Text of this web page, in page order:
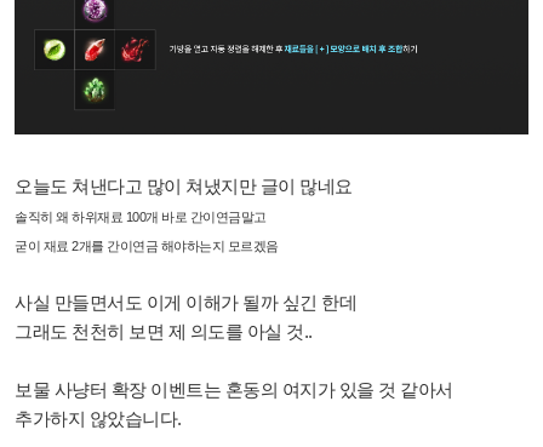
오늘도 쳐낸다고 많이 쳐냈지만 글이 많네요
솔직히 왜 하위재료 100개 바로 간이연금말고
굳이 재료 2개를 간이연금 해야하는지 모르겠음
사실 만들면서도 이게 이해가 될까 싶긴 한데
그래도 천천히 보면 제 의도를 아실 것..
보물 사냥터 확장 이벤트는 혼동의 여지가 있을 것 같아서
추가하지 않았습니다.